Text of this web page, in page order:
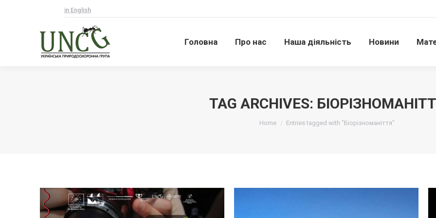
in English
Головна Про нас Наша діяльність Новини
TAG ARCHIVES:
Home Entries tagged with "Біорізноманіття"
Головна Про нас Наша діяльність Новини